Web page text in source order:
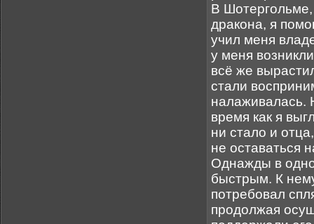
В
дракона, я
учил меня
у меня
всё же
стали
налаживалась.
время как я
ни стало и
не оставаться
Однажды в
быстрым. К
потребовал
продолжая